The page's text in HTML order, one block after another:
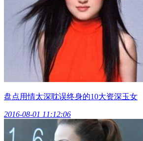
盘点用情太深耽误终身的10大资深玉女
2016-08-01 11:12:06